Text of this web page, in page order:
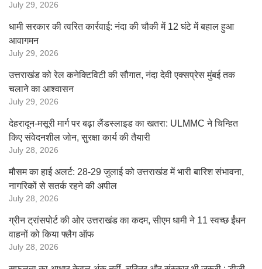
July 29, 2026
धामी सरकार की त्वरित कार्रवाई: नंदा की चौकी में 12 घंटे में बहाल हुआ
आवागमन
July 29, 2026
उत्तराखंड को रेल कनेक्टिविटी की सौगात, नंदा देवी एक्सप्रेस मुंबई तक
चलाने का आश्वासन
July 29, 2026
देहरादून-मसूरी मार्ग पर बढ़ा लैंडस्लाइड का खतरा: ULMMC ने चिन्हित
किए संवेदनशील जोन, सुरक्षा कार्य की तैयारी
July 28, 2026
मौसम का हाई अलर्ट: 28-29 जुलाई को उत्तराखंड में भारी बारिश संभावना,
नागरिकों से सतर्क रहने की अपील
July 28, 2026
ग्रीन ट्रांसपोर्ट की ओर उत्तराखंड का कदम, सीएम धामी ने 11 स्वच्छ ईंधन
वाहनों को किया फ्लैग ऑफ
July 28, 2026